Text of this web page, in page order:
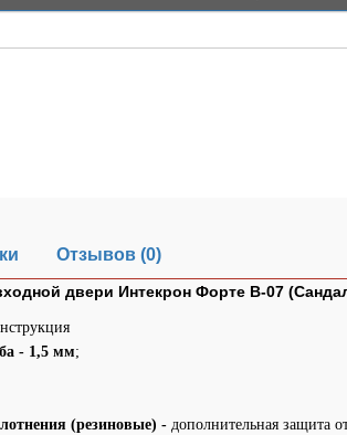
Отзывов (0)
двери Интекрон Форте В-07
- 1,5 мм;
(резиновые) - дополнительная защита